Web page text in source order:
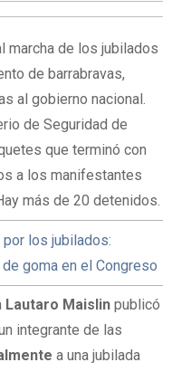
marcha de los jubilados
de barrabravas,
al gobierno nacional.
de Seguridad de
que terminó con
a los manifestantes
más de 20 detenidos.
por los jubilados:
goma en el Congreso
Lautaro Maislin publicó
integrante de las
a una jubilada